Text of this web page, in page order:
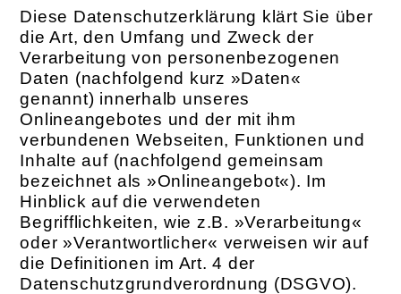
Diese Datenschutzerklärung klärt Sie über
die Art, den Umfang und Zweck der
Verarbeitung von personenbezogenen
Daten (nachfolgend kurz »Daten«
genannt) innerhalb unseres
Onlineangebotes und der mit ihm
verbundenen Webseiten, Funktionen und
Inhalte auf (nachfolgend gemeinsam
bezeichnet als »Onlineangebot«). Im
Hinblick auf die verwendeten
Begrifflichkeiten, wie z.B. »Verarbeitung«
oder »Verantwortlicher« verweisen wir auf
die Definitionen im Art. 4 der
Datenschutzgrundverordnung (DSGVO).